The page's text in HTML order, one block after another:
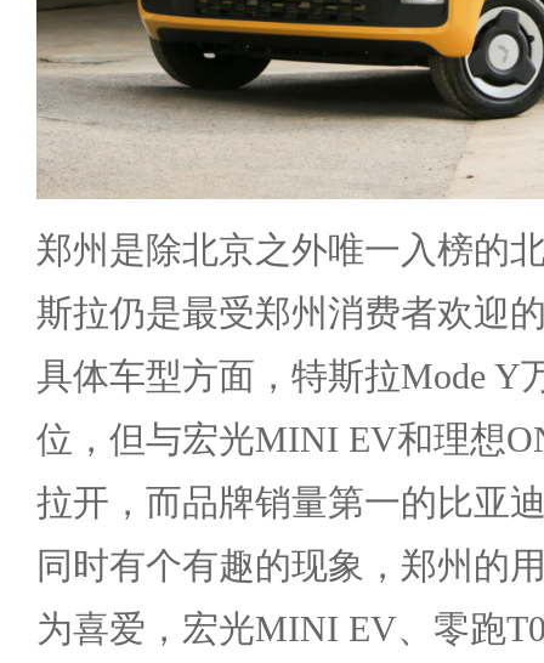
郑州是除北京之外唯一入榜的
斯拉仍是最受郑州消费者欢迎
具体车型方面，特斯拉Mode Y
位，但与宏光MINI EV和理想
拉开，而品牌销量第一的比亚
同时有个有趣的现象，郑州的
为喜爱，宏光MINI EV、零跑